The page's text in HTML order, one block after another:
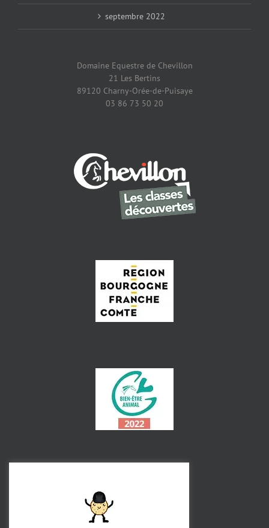
septembre 2022
Domaine Equestre de Chevillon
21 Les Bertins
89120 Charny-Orée-de-Puisaye
03 86 73 50 20